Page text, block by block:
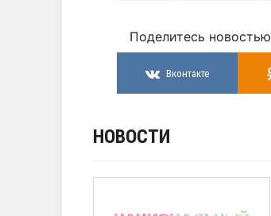
Поделитесь новостью
Вконтакте
НОВОСТИ